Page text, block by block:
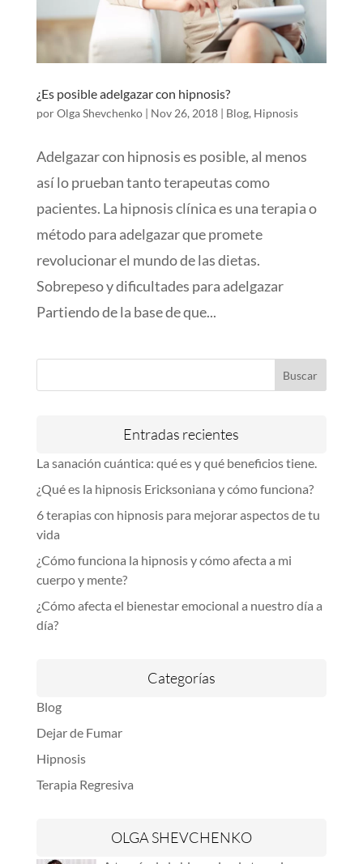
¿Es posible adelgazar con hipnosis?
porOlga Shevchenko| Nov 26, 2018| Blog, Hipnosis
Adelgazar con hipnosis es posible, al menos
así lo prueban tanto terapeutas como
pacientes. La hipnosis clínica es una terapia o
método para adelgazar que promete
revolucionar el mundo de las dietas.
Sobrepeso y dificultades para adelgazar
Partiendo de la base de que...
Entradas recientes
La sanación cuántica: qué es y qué beneficios tiene.
¿Qué es la hipnosis Ericksoniana y cómo funciona?
6 terapias con hipnosis para mejorar aspectos de tu
vida
¿Cómo funciona la hipnosis y cómo afecta a mi
cuerpo y mente?
¿Cómo afecta el bienestar emocional a nuestro día a
día?
Categorías
Blog
Dejar de Fumar
Hipnosis
Terapia Regresiva
OLGA SHEVCHENKO